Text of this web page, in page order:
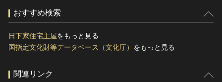
おすすめ検索
日下家住宅主屋をもっと見る
国指定文化財等データベース（文化庁） をもっと見る
関連リンク